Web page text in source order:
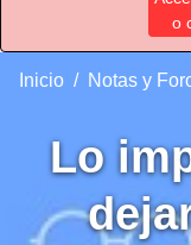
o
Inicio Notas y
Lo